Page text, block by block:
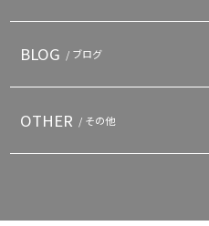
BLOG / ブログ
OTHER / その他